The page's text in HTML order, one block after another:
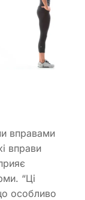
вправами
вправи
“Ці
особливо